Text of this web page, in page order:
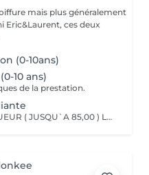
mais plus généralement
Eric&Laurent, ces deux
(0-10ans)
10 ans)
de la prestation.
LE PRIX VARIE SELON LA LONGUEUR ( JUSQU`A 85,00 ) Les remises sont valables uniquement mardi-mercredi-jeudi sur les prestations couleur, toner et balayage (-10%)